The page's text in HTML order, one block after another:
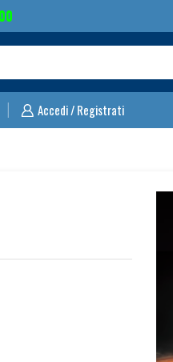
Accedi / Registrati